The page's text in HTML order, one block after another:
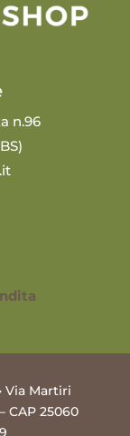
n.96
Via Martiri
CAP 25060